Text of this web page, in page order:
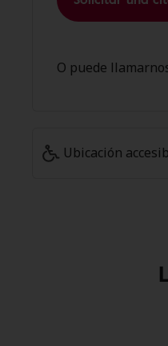
O puede
Ubicación